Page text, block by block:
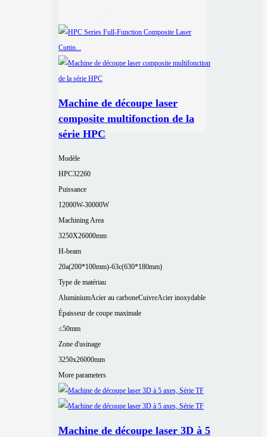
Machine de découpe laser
composite multifonction de la
série HPC
Modèle
HPC32260
Puissance
12000W-30000W
Machining Area
3250X26000mm
H-beam
20a(200*100mm)-63c(630*180mm)
Type de matériau
AluminiumAcier au carboneCuivreAcier inoxydable
Épaisseur de coupe maximale
≤50mm
Zone d'usinage
3250x26000mm
More parameters
Machine de découpe laser 3D à 5